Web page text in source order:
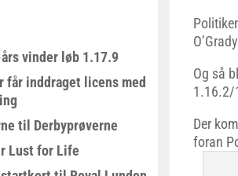
vinder løb 1.17.9
inddraget licens med
til Derbyprøverne
Lust for Life
Og så
1.16.2/
Der
foran